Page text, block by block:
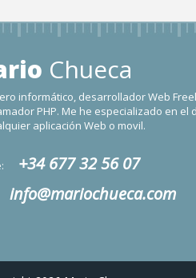
Chueca
informático, desarrollador Web
PHP. Me he especializado en el
aplicación Web o movil.
+34 677 32 56 07
info@mariochueca.com